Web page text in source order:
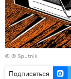
© © Sputnik
Подписаться